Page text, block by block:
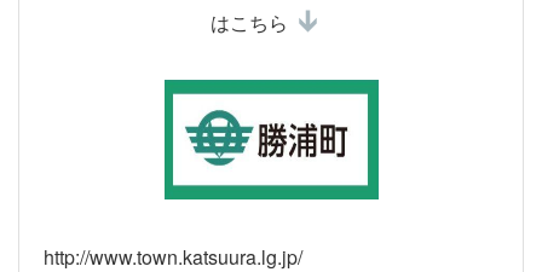
はこちら
http://www.town.katsuura.lg.jp/